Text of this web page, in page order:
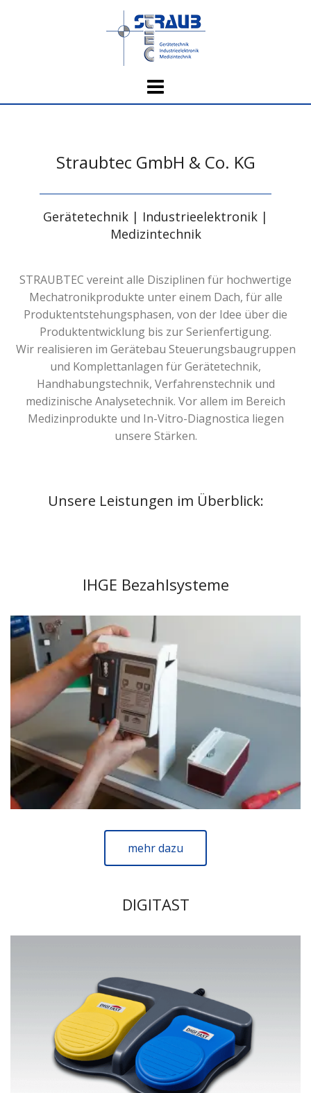
Straubtec GmbH & Co. KG
Gerätetechnik | Industrieelektronik |
Medizintechnik
STRAUBTEC vereint alle Disziplinen für hochwertige
Mechatronikprodukte unter einem Dach, für alle
Produktentstehungsphasen, von der Idee über die
Produktentwicklung bis zur Serienfertigung.
Wir realisieren im Gerätebau Steuerungsbaugruppen
und Komplettanlagen für Gerätetechnik,
Handhabungstechnik, Verfahrenstechnik und
medizinische Analysetechnik. Vor allem im Bereich
Medizinprodukte und In-Vitro-Diagnostica liegen
unsere Stärken.
Unsere Leistungen im Überblick:
IHGE Bezahlsysteme
mehr dazu
DIGITAST